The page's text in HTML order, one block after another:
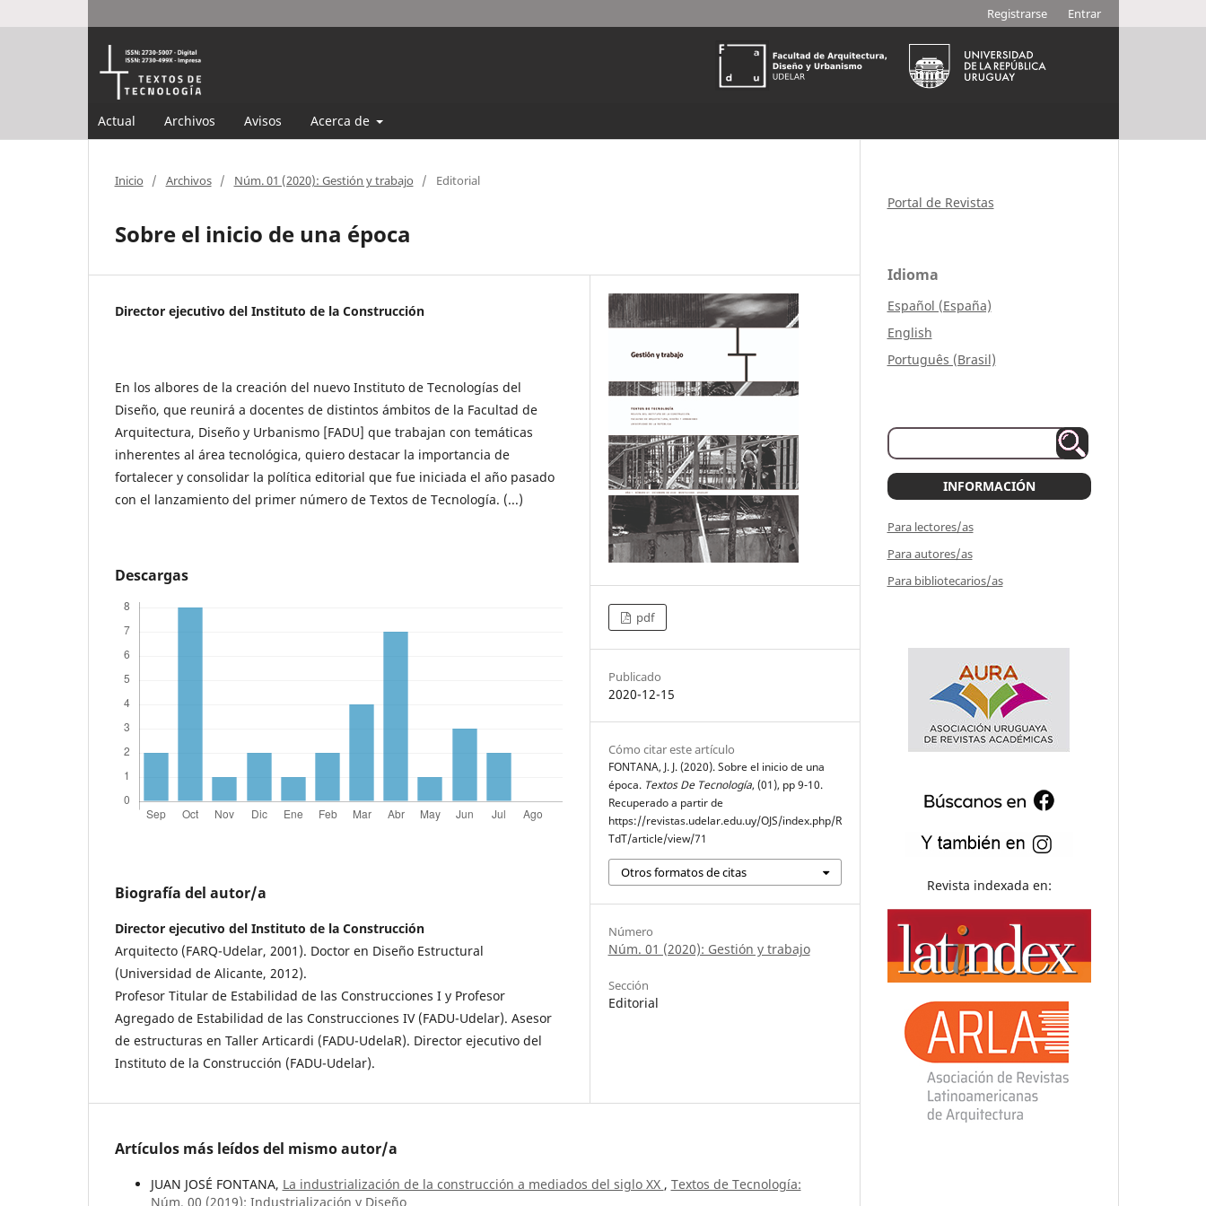
Actual Archivos Avisos Acerca de
Registrarse Entrar
Inicio / Archivos / Núm. 01 (2020): Gestión y trabajo / Editorial
Sobre el inicio de una época
Director ejecutivo del Instituto de la Construcción
En los albores de la creación del nuevo Instituto de Tecnologías del
Diseño, que reunirá a docentes de distintos ámbitos de la Facultad de
Arquitectura, Diseño y Urbanismo [FADU] que trabajan con temáticas
inherentes al área tecnológica, quiero destacar la importancia de
fortalecer y consolidar la política editorial que fue iniciada el año pasado
con el lanzamiento del primer número de Textos de Tecnología. (...)
Descargas
Biografía del autor/a
Director ejecutivo del Instituto de la Construcción
Arquitecto (FARQ-Udelar, 2001). Doctor en Diseño Estructural
(Universidad de Alicante, 2012).
Profesor Titular de Estabilidad de las Construcciones I y Profesor
Agregado de Estabilidad de las Construcciones IV (FADU-Udelar). Asesor
de estructuras en Taller Articardi (FADU-UdelaR). Director ejecutivo del
Instituto de la Construcción (FADU-Udelar).
pdf
Publicado
2020-12-15
Cómo citar este artículo
FONTANA, J. J. (2020). Sobre el inicio de una
época. Textos De Tecnología, (01), pp 9-10.
Recuperado a partir de
https://revistas.udelar.edu.uy/OJS/index.php/R
TdT/article/view/71
Otros formatos de citas
Número
Núm. 01 (2020): Gestión y trabajo
Sección
Editorial
Artículos más leídos del mismo autor/a
JUAN JOSÉ FONTANA, La industrialización de la construcción a mediados del siglo XX , Textos de Tecnología:
Núm. 00 (2019): Industrialización y Diseño
Portal de Revistas
Idioma
Español (España)
English
Português (Brasil)
INFORMACIÓN
Para lectores/as
Para autores/as
Para bibliotecarios/as
Revista indexada en: